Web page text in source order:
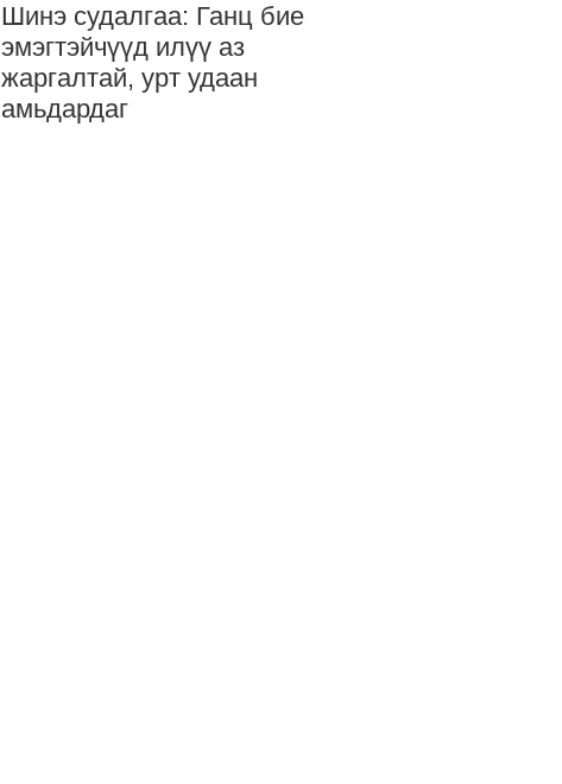
Шинэ судалгаа: Ганц бие
эмэгтэйчүүд илүү аз
жаргалтай, урт удаан
амьдардаг